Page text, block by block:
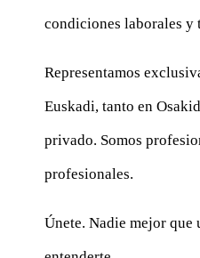
condiciones laborales
Representamos
Euskadi, tanto en
privado. Somos
profesionales.
Únete. Nadie mejor que